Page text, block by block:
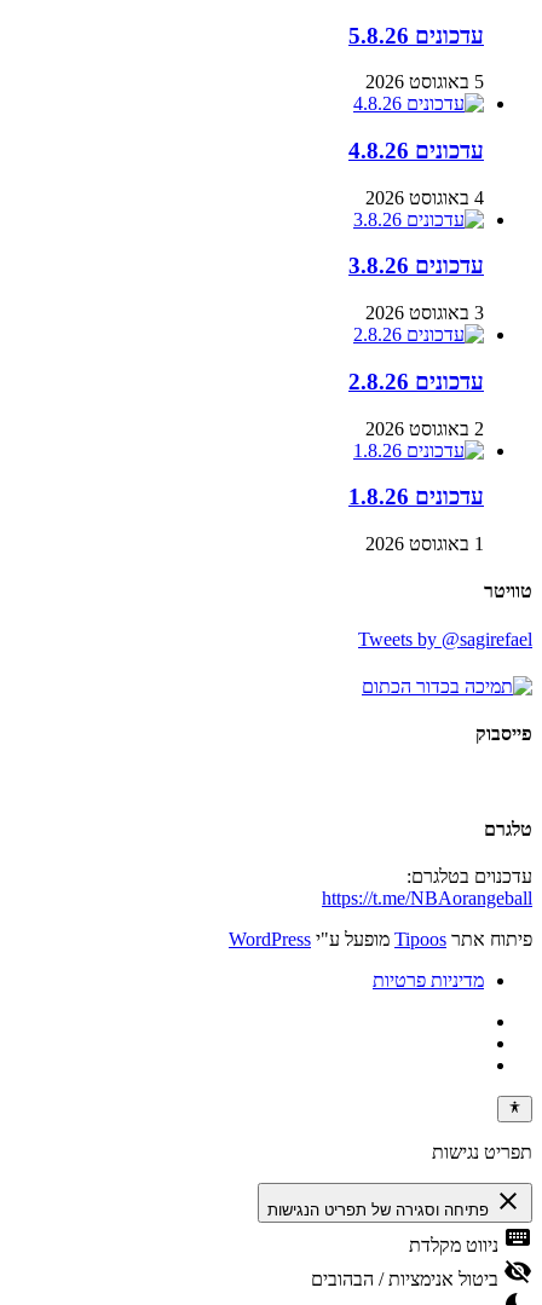
עדכונים 5.8.26
5 באוגוסט 2026
עדכונים 4.8.26
4 באוגוסט 2026
עדכונים 3.8.26
3 באוגוסט 2026
עדכונים 2.8.26
2 באוגוסט 2026
עדכונים 1.8.26
1 באוגוסט 2026
טוויטר
Tweets by @sagirefael
פייסבוק
טלגרם
עדכנוים בטלגרם:
https://t.me/NBAorangeball
פיתוח אתר Tipoos מופעל ע"י WordPress
מדיניות פרטיות
תפריט נגישות
close פתיחה וסגירה של תפריט הנגישות
keyboard ניווט מקלדת
visibility_off ביטול אנימציות / הבהובים